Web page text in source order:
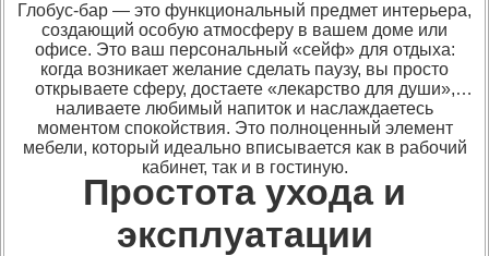
Глобус-бар — это функциональный предмет интерьера,
создающий особую атмосферу в вашем доме или
офисе. Это ваш персональный «сейф» для отдыха:
когда возникает желание сделать паузу, вы просто
открываете сферу, достаете «лекарство для души»,
наливаете любимый напиток и наслаждаетесь
моментом спокойствия. Это полноценный элемент
мебели, который идеально вписывается как в рабочий
кабинет, так и в гостиную.
Простота ухода и
эксплуатации